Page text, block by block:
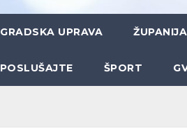
GRADSKA UPRAVA
POSLUŠAJTE ŠPORT